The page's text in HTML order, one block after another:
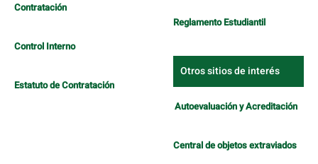
Contratación
Control Interno
Estatuto de Contratación
Reglamento Estudiantil
Otros sitios de interés
Autoevaluación y Acreditación
Central de objetos extraviados